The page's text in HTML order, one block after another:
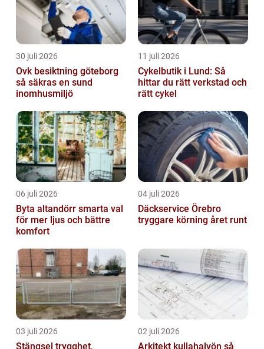
30 juli 2026
Ovk besiktning göteborg
så säkras en sund
inomhusmiljö
11 juli 2026
Cykelbutik i Lund: Så
hittar du rätt verkstad och
rätt cykel
06 juli 2026
Byta altandörr smarta val
för mer ljus och bättre
komfort
04 juli 2026
Däckservice Örebro
tryggare körning året runt
03 juli 2026
Stängsel trygghet,
02 juli 2026
Arkitekt kullahalvön så